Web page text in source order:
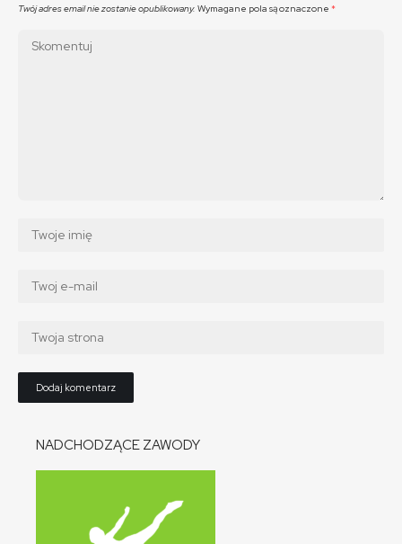
Twój adres email nie zostanie opublikowany. Wymagane pola są oznaczone *
NADCHODZĄCE ZAWODY